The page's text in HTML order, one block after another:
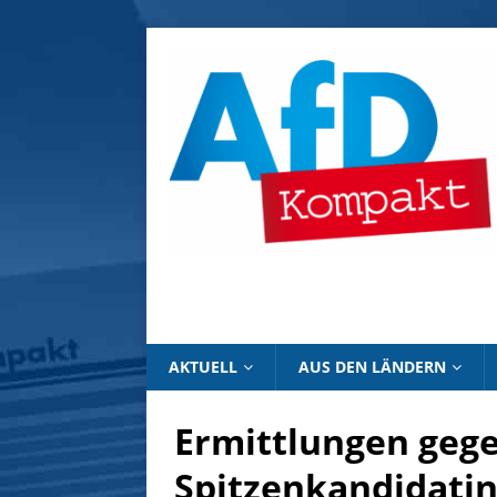
AKTUELL AUS DEN LÄNDERN
Ermittlungen